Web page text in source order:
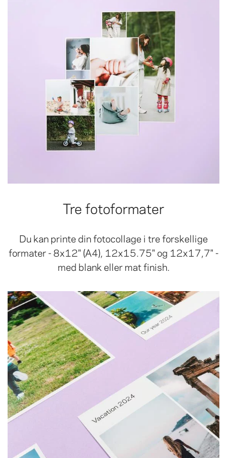
Tre fotoformater
Du kan printe din fotocollage i tre forskellige
formater - 8x12" (A4), 12x15.75" og 12x17,7" -
med blank eller mat finish.